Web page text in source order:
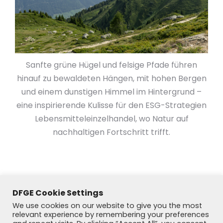
Sanfte grüne Hügel und felsige Pfade führen
hinauf zu bewaldeten Hängen, mit hohen Bergen
und einem dunstigen Himmel im Hintergrund –
eine inspirierende Kulisse für den ESG-Strategien
Lebensmitteleinzelhandel, wo Natur auf
nachhaltigen Fortschritt trifft.
DFGE Cookie Settings
We use cookies on our website to give you the most
relevant experience by remembering your preferences